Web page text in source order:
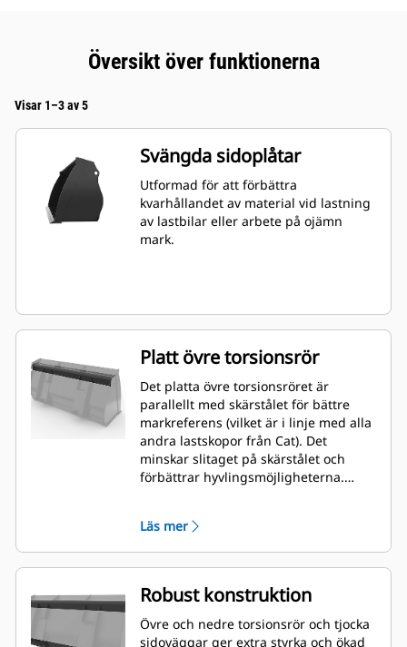
Översikt över funktionerna
Visar 1–3 av 5
Svängda sidoplåtar
Utformad för att förbättra
kvarhållandet av material vid lastning
av lastbilar eller arbete på ojämn
mark.
Platt övre torsionsrör
Det platta övre torsionsröret är
parallellt med skärstålet för bättre
markreferens (vilket är i linje med alla
andra lastskopor från Cat). Det
minskar slitaget på skärstålet och
förbättrar hyvlingsmöjligheterna.
Läs mer
Robust konstruktion
Övre och nedre torsionsrör och tjocka
sidoväggar ger extra styrka och ökad